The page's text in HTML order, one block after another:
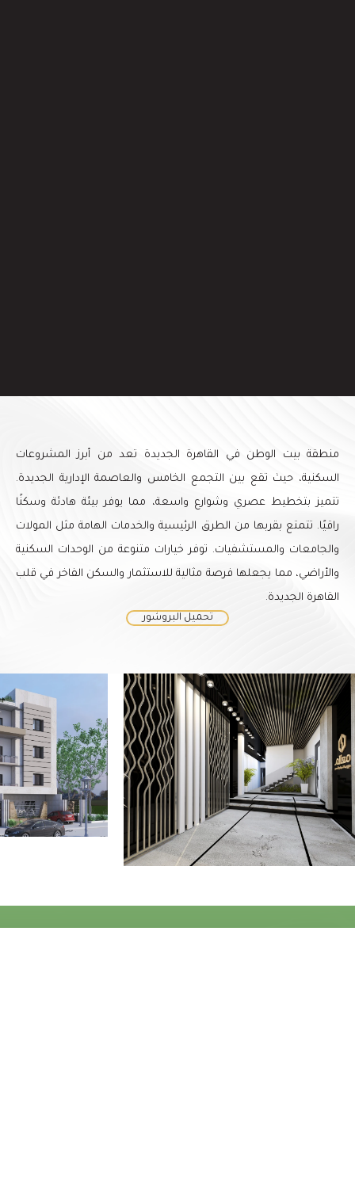
منطقة بيت الوطن في القاهرة الجديدة تعد من أبرز المشروعات
السكنية، حيث تقع بين التجمع الخامس والعاصمة الإدارية الجديدة.
تتميز بتخطيط عصري وشوارع واسعة، مما يوفر بيئة هادئة وسكنًا
راقيًا. تتمتع بقربها من الطرق الرئيسية والخدمات الهامة مثل المولات
والجامعات والمستشفيات. توفر خيارات متنوعة من الوحدات السكنية
والأراضي، مما يجعلها فرصة مثالية للاستثمار والسكن الفاخر في قلب
القاهرة الجديدة.
تحميل البروشور